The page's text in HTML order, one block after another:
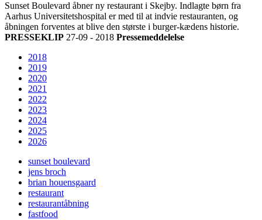
Sunset Boulevard åbner ny restaurant i Skejby. Indlagte børn fra
Aarhus Universitetshospital er med til at indvie restauranten, og
åbningen forventes at blive den største i burger-kædens historie.
PRESSEKLIP 27-09 - 2018 Pressemeddelelse
2018
2019
2020
2021
2022
2023
2024
2025
2026
sunset boulevard
jens broch
brian houensgaard
restaurant
restaurantåbning
fastfood